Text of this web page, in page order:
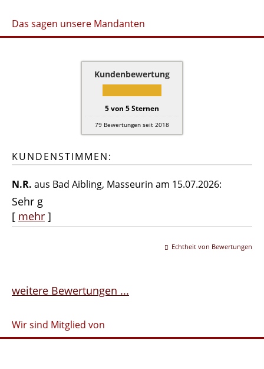
Das sagen unsere Mandanten
Kundenbewertung
5von 5Sternen
79 Bewertungen seit 2018
KUNDENSTIMMEN:
N.R. aus Bad Aibling, Masseurin am 15.07.2026:
Sehr g
[ mehr ]
Echtheit von Bewertungen
weitere Bewertungen ...
Wir sind Mitglied von